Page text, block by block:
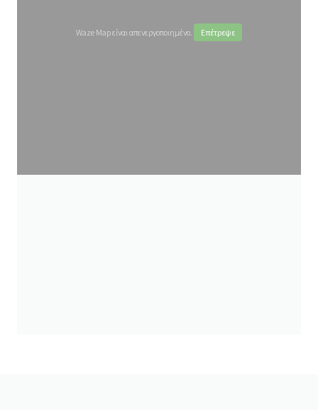
Waze Map είναι απενεργοποιημένο. Επέτρεψε